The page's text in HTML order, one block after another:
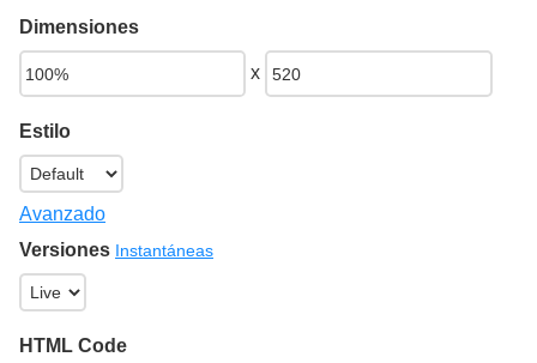
Dimensiones
x
Estilo
Avanzado
Versiones Instantáneas
HTML Code